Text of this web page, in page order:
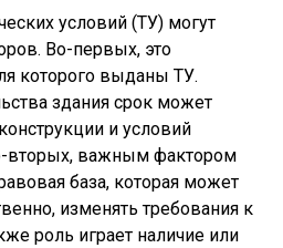
условий (ТУ) могут
Во-первых, это
которого выданы ТУ.
здания срок может
и условий
важным фактором
база, которая может
изменять требования к
роль играет наличие или